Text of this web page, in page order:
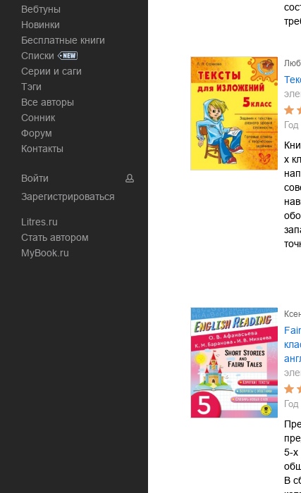
Вебтуны
Новинки
Бесплатные книги
Списки
Серии и саги
Тэги
Все авторы
Сонник
Форум
Контакты
Войти
Зарегистрироваться
Litres.ru
Стать автором
MyBook.ru
х
5-х
В